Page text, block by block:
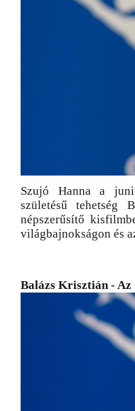
Szujó Hanna a
születésű tehetség
népszerűsítő
világbajnokságon és
Balázs Krisztián -